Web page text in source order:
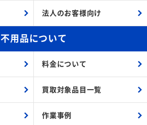
法人のお客様向け
不用品について
料金について
買取対象品目一覧
作業事例